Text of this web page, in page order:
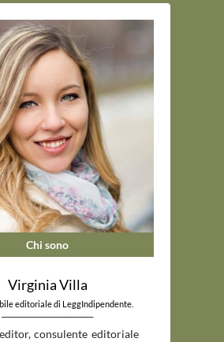
Chi sono
Virginia Villa
editoriale di LeggIndipendente.
consulente editoriale